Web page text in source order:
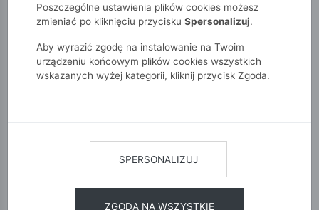
Poszczególne ustawienia plików cookies możesz
zmieniać po kliknięciu przycisku Spersonalizuj.
Aby wyrazić zgodę na instalowanie na Twoim
urządzeniu końcowym plików cookies wszystkich
wskazanych wyżej kategorii, kliknij przycisk Zgoda.
SPERSONALIZUJ
ZGODA NA WSZYSTKIE